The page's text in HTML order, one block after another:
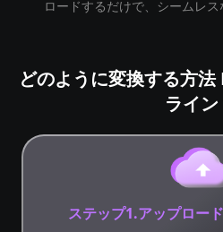
ロードするだけで、シームレス
どのように変換する方
ライン
ステップ1.アップロー